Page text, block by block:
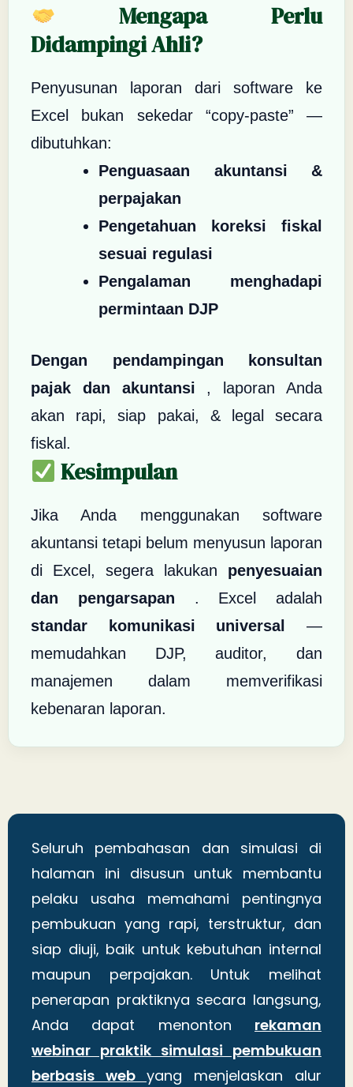
Mengapa Perlu
Didampingi Ahli?
Penyusunan laporan dari software ke
Excel bukan sekedar “copy-paste” —
dibutuhkan:
Penguasaan akuntansi &
perpajakan
Pengetahuan koreksi fiskal
sesuai regulasi
Pengalaman menghadapi
permintaan DJP
Dengan pendampingan konsultan
pajak dan akuntansi , laporan Anda
akan rapi, siap pakai, & legal secara
fiskal.
Kesimpulan
Jika Anda menggunakan software
akuntansi tetapi belum menyusun laporan
di Excel, segera lakukan penyesuaian
dan pengarsapan . Excel adalah
standar komunikasi universal
—
memudahkan DJP, auditor, dan
manajemen dalam memverifikasi
kebenaran laporan.
Seluruh pembahasan dan simulasi di
halaman ini disusun untuk membantu
pelaku usaha memahami pentingnya
pembukuan yang rapi, terstruktur, dan
siap diuji, baik untuk kebutuhan internal
maupun perpajakan. Untuk melihat
penerapan praktiknya secara langsung,
Anda dapat menonton rekaman
webinar praktik simulasi pembukuan
berbasis web yang menjelaskan alur